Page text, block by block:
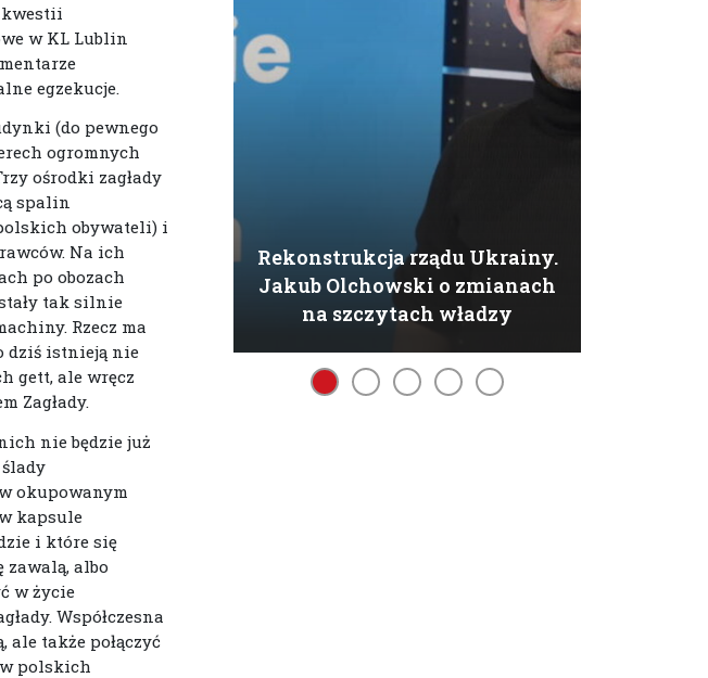
kwestii
w KL Lublin
egzekucje.
(do pewnego
ogromnych
ośrodki zagłady
spalin
obywateli) i
Na ich
po obozach
tak silnie
Rzecz ma
dziś istnieją nie
gett, ale wręcz
Zagłady.
nie będzie już
okupowanym
kapsule
i które się
zawalą, albo
w życie
Współczesna
także połączyć
polskich
Rekonstrukcja rządu Ukrainy.
Jakub Olchowski o zmianach
na szczytach władzy